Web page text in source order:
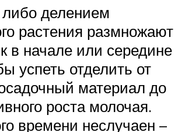
делением
растения размножают
в начале или середине
успеть отделить от
материал до
роста молочая.
времени неслучаен –